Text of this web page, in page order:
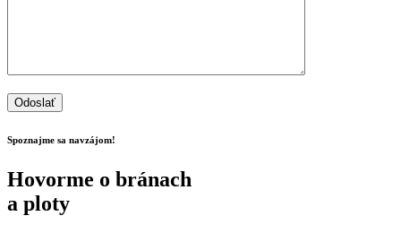
Odoslať
Spoznajme sa navzájom!
Hovorme o bránach
a ploty